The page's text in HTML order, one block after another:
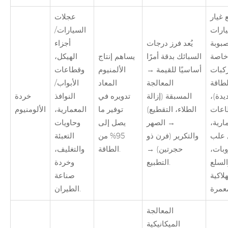
خردة
الألومنيوم
عجلات
السيارات/
أجزاء
الهيكل،
وقطاعات
الأبواب/
النوافذ
المعمارية،
وحاويات
التعبئة
والتغليف،
وخردة
صناعة
الطيران.
يساهم إنتاج
الألمنيوم
المعاد
تدويره في
توفير ما
يصل إلى
95% من
الطاقة.
يُعد فرز درجات
السبائك بدقة أمرًا
أساسيًا للقيمة →
المعالجة
المسبقة (إزالة
الطلاء، التقطيع)
→ الصهر
والتكرير (فرن ذو
حجرتين) →
التطبيع.
غيار
علب
المعالجة
الميكانيكية